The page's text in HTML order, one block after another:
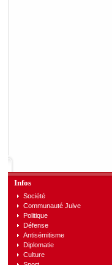
Infos
Société
Communauté Juive
Politique
Défense
Antisémitisme
Diplomatie
Culture